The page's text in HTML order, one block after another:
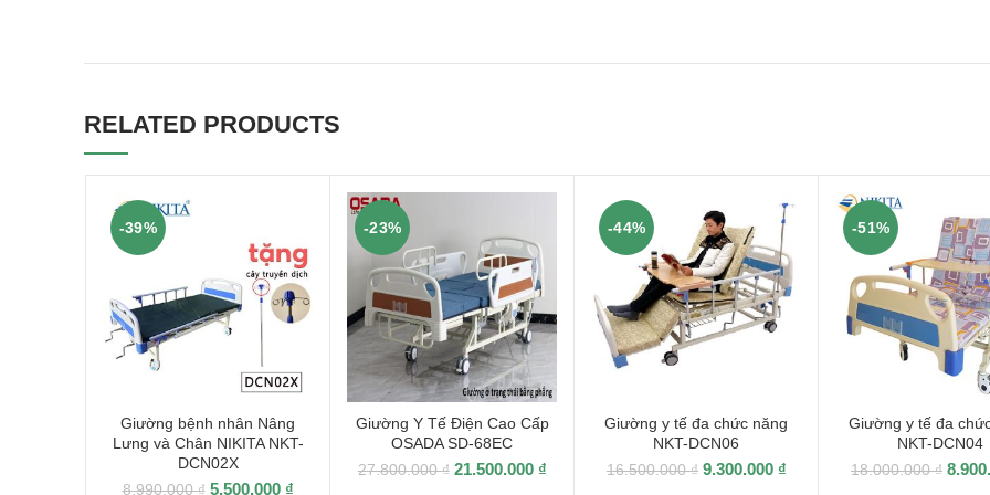
RELATED PRODUCTS
-39%
Giường bệnh nhân Nâng
Lưng và Chân NIKITA NKT-
DCN02X
8.990.000₫ 5.500.000 ₫
-23%
Giường Y Tế Điện Cao Cấp
OSADA SD-68EC
27.800.000₫ 21.500.000 ₫
-44%
Giường y tế đa chức năng
NKT-DCN06
16.500.000₫ 9.300.000 ₫
-51%
Giường y tế đa
NKT-DCN04
18.000.000₫